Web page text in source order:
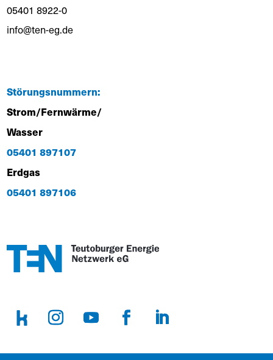
05401 8922-0
info@ten-eg.de
Störungsnummern:
Strom/Fernwärme/
Wasser
05401 897107
Erdgas
05401 897106